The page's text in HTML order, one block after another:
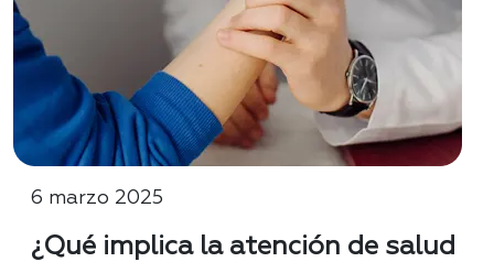
6 marzo 2025
¿Qué implica la atención de salud